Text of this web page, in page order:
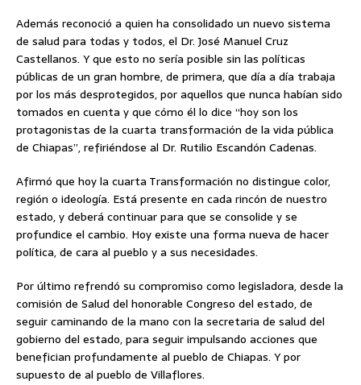
Además reconoció a quien ha consolidado un nuevo sistema
de salud para todas y todos, el Dr. José Manuel Cruz
Castellanos. Y que esto no sería posible sin las políticas
públicas de un gran hombre, de primera, que día a día trabaja
por los más desprotegidos, por aquellos que nunca habían sido
tomados en cuenta y que cómo él lo dice “hoy son los
protagonistas de la cuarta transformación de la vida pública
de Chiapas”, refiriéndose al Dr. Rutilio Escandón Cadenas.
Afirmó que hoy la cuarta Transformación no distingue color,
región o ideología. Está presente en cada rincón de nuestro
estado, y deberá continuar para que se consolide y se
profundice el cambio. Hoy existe una forma nueva de hacer
política, de cara al pueblo y a sus necesidades.
Por último refrendó su compromiso como legisladora, desde la
comisión de Salud del honorable Congreso del estado, de
seguir caminando de la mano con la secretaria de salud del
gobierno del estado, para seguir impulsando acciones que
benefician profundamente al pueblo de Chiapas. Y por
supuesto de al pueblo de Villaflores.